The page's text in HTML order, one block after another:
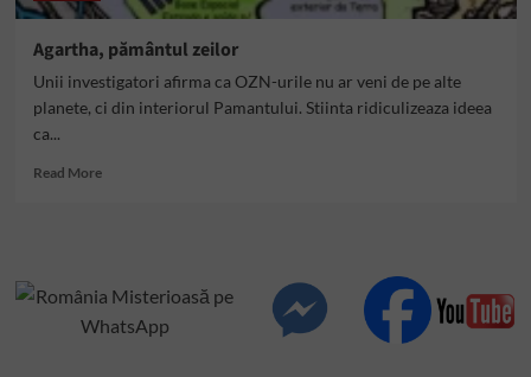
Agartha, pământul zeilor
Unii investigatori afirma ca OZN-urile nu ar veni de pe alte
planete, ci din interiorul Pamantului. Stiinta ridiculizeaza ideea
ca...
Read MoreRead